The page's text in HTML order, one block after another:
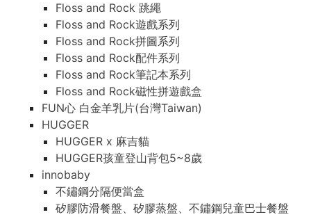
Floss and Rock 跳繩
Floss and Rock遊戲系列
Floss and Rock拼圖系列
Floss and Rock配件系列
Floss and Rock筆記本系列
Floss and Rock磁性拼遊戲盒
FUN心 白金羊乳片(台灣Taiwan)
HUGGER
HUGGER x 麻吉貓
HUGGER孩童登山背包5~8歲
innobaby
不鏽鋼分隔便當盒
矽膠防滑餐盤、矽膠蒸盤、不鏽鋼兒童巴士餐盤